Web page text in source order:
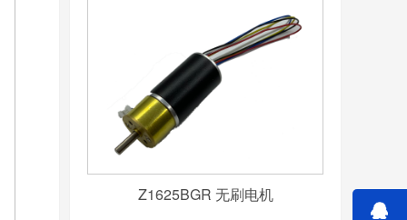
Z1625BGR 无刷电机